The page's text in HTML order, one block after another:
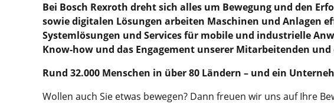
Bei Bosch Rexroth dreht sich alles um Bewegung und den
sowie digitalen Lösungen arbeiten Maschinen und Anlagen
Systemlösungen und Services für mobile und industrielle
Know-how und das Engagement unserer Mitarbeitenden
Rund 32.000 Menschen in über 80 Ländern – und ein
Wollen auch Sie etwas bewegen? Dann freuen wir uns auf Ihre